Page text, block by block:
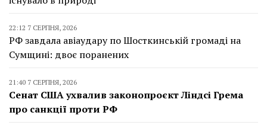
22:12 7 СЕРПНЯ, 2026
РФ завдала авіаудару по Шосткинській громаді на
Сумщині: двоє поранених
21:40 7 СЕРПНЯ, 2026
Сенат США ухвалив законопроєкт Ліндсі Грема
про санкції проти РФ